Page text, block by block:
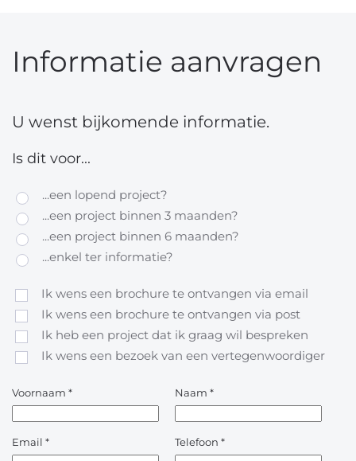
Informatie aanvragen
U wenst bijkomende informatie.
Is dit voor...
...een lopend project?
...een project binnen 3 maanden?
...een project binnen 6 maanden?
...enkel ter informatie?
Ik wens een brochure te ontvangen via email
Ik wens een brochure te ontvangen via post
Ik heb een project dat ik graag wil bespreken
Ik wens een bezoek van een vertegenwoordiger
Voornaam * Naam *
Email * Telefoon *